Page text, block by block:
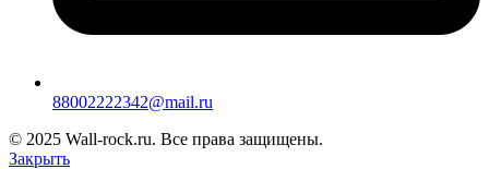
88002222342@mail.ru
© 2025 Wall-rock.ru. Все права защищены.
Закрыть